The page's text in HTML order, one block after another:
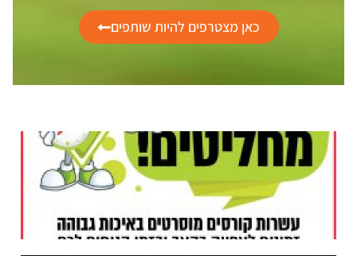
כאן מצטרפים להיות שותפים